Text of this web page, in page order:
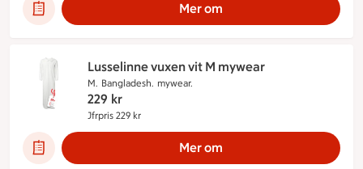
Mer om
Lusselinne vuxen vit M mywear
M. Bangladesh. mywear.
229 kr
Jfrpris 229 kr
Mer om